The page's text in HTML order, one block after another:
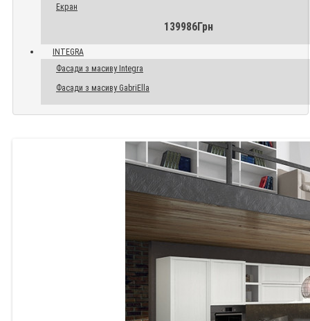
Екран
139986Грн
INTEGRA
Фасади з масиву Integra
Фасади з масиву GabriElla